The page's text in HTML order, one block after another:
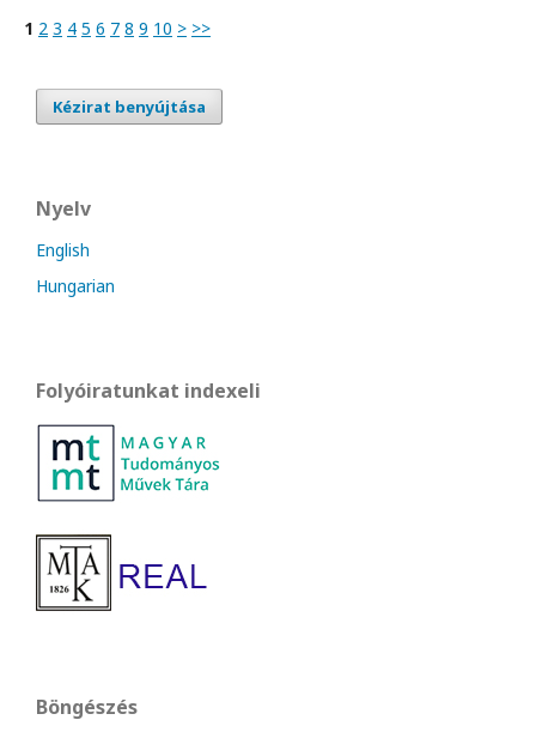
1 2 3 4 5 6 7 8 9 10 > >>
Kézirat benyújtása
Nyelv
English
Hungarian
Folyóiratunkat indexeli
Böngészés